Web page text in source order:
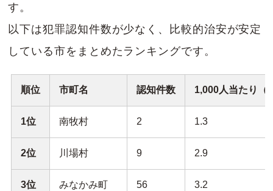
す。
以下は犯罪認知件数が少なく、比較的治安が安定
している市をまとめたランキングです。
順位 市町名 認知件数 1,000人当たり（
1位 南牧村 2 1.3
2位 川場村 9 2.9
3位 みなかみ町 56 3.2